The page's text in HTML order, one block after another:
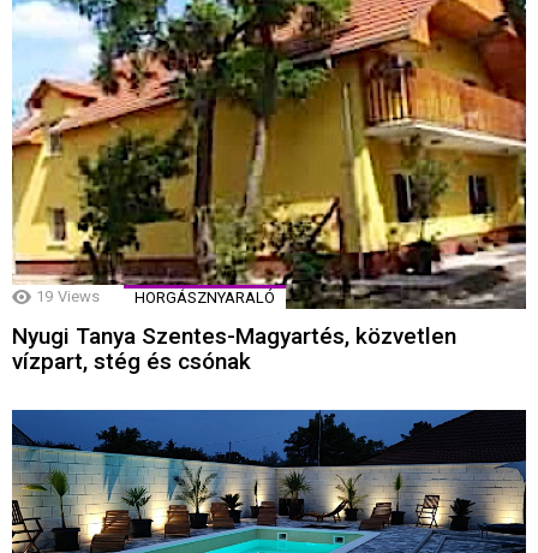
19 Views HORGÁSZNYARALÓ
Nyugi Tanya Szentes-Magyartés, közvetlen
vízpart, stég és csónak